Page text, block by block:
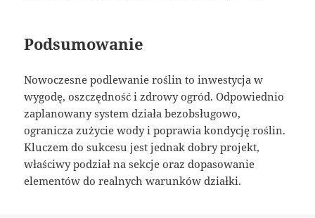
Podsumowanie
Nowoczesne podlewanie roślin to inwestycja w
wygodę, oszczędność i zdrowy ogród. Odpowiednio
zaplanowany system działa bezobsługowo,
ogranicza zużycie wody i poprawia kondycję roślin.
Kluczem do sukcesu jest jednak dobry projekt,
właściwy podział na sekcje oraz dopasowanie
elementów do realnych warunków działki.